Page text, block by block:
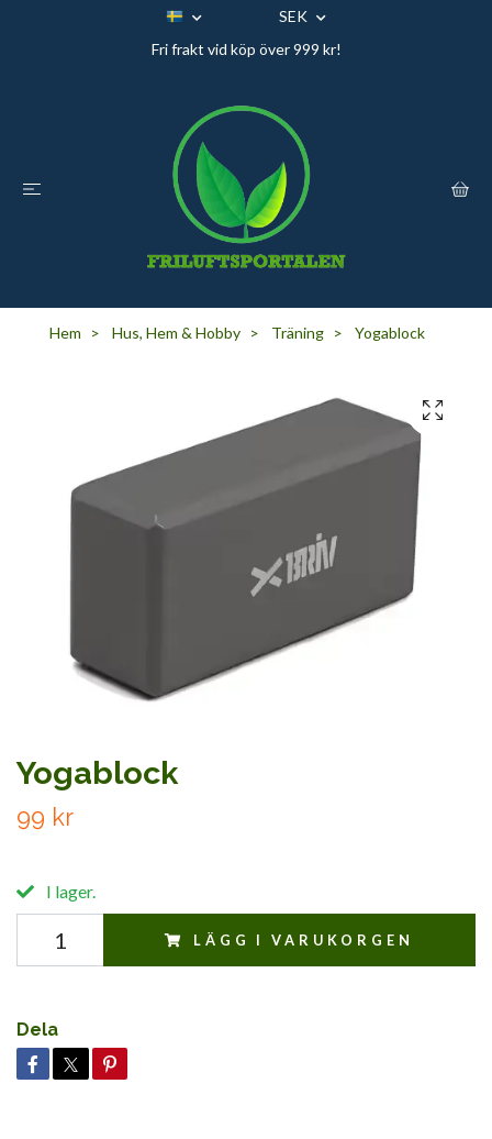
SEK
Fri frakt vid köp över 999 kr!
Hem Hus, Hem & Hobby Träning Yogablock
Yogablock
99 kr
I lager.
LÄGG I VARUKORGEN
Dela